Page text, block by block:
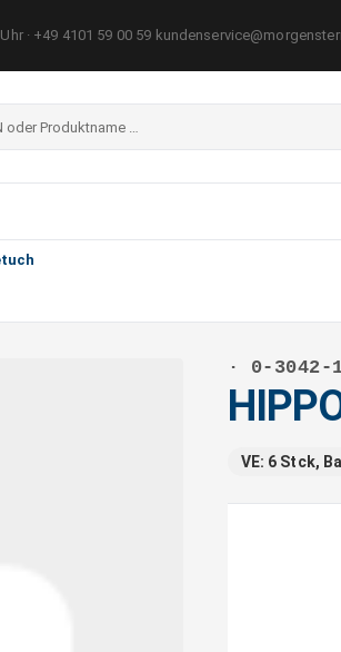
· +49 4101 59 00 59
· 0-3042-
VE: 6 Stck,